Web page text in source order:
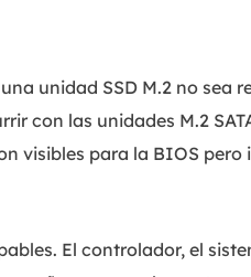
unidad SSD M.2 no sea
con las unidades M.2
visibles para la BIOS pero
El controlador, el